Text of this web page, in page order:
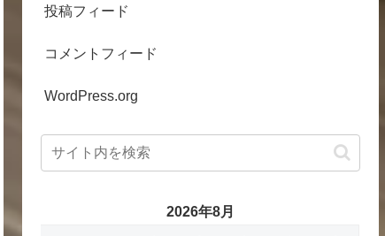
投稿フィード
コメントフィード
WordPress.org
2026年8月